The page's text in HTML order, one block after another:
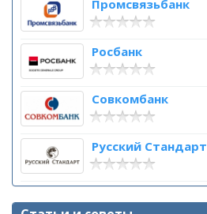
Промсвязьбанк
Росбанк
Совкомбанк
Русский Стандарт